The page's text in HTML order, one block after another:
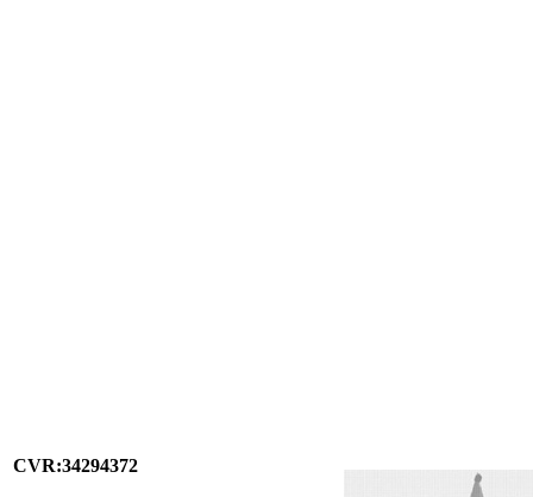
CVR:34294372